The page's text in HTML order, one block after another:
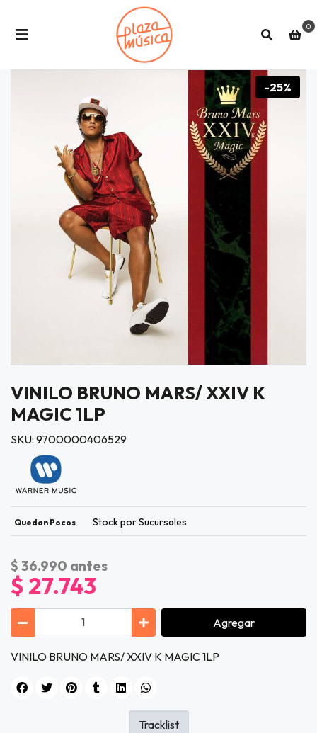
0
-25%
VINILO BRUNO MARS/ XXIV K
MAGIC 1LP
SKU: 9700000406529
Quedan Pocos Stock por Sucursales
$ 36.990 antes
$ 27.743
Agregar
VINILO BRUNO MARS/ XXIV K MAGIC 1LP
Tracklist